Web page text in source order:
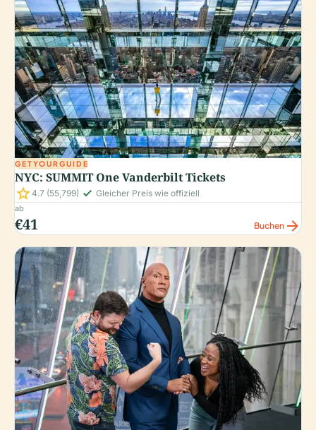
GETYOURGUIDE
NYC: SUMMIT One Vanderbilt Tickets
star4.7 (55,799) check_small Gleicher Preis wie offiziell
ab
€41 Buchen arrow_forward